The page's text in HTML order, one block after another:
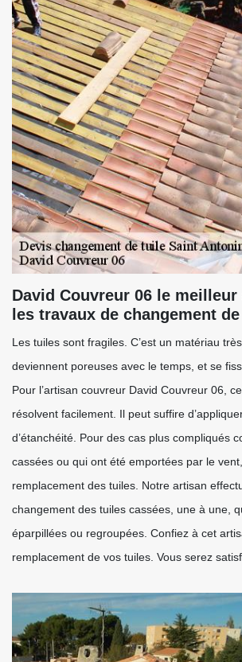
David Couvreur 06 le
les travaux de changement
Les tuiles sont fragiles. C’est un matériau
deviennent poreuses avec le temps, et se
Pour l’artisan couvreur David Couvreur 06,
résolvent facilement. Il peut suffire
d’étanchéité. Pour des cas plus compliqués
cassées ou qui ont été emportées par le
remplacement des tuiles. Notre artisan
changement des tuiles cassées, une à une,
éparpillées ou regroupées. Confiez à cet
remplacement de vos tuiles. Vous serez